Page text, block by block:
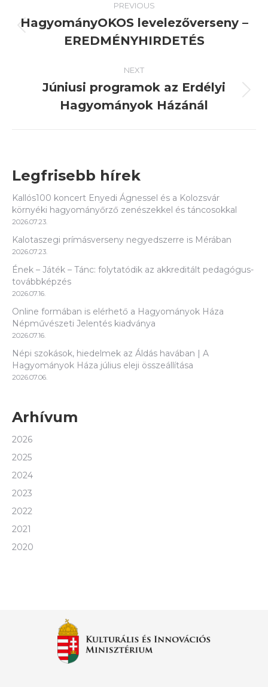
navigation
PREVIOUS
post:
HagyományOKOS levelezőverseny –
EREDMÉNYHIRDETÉS
NEXT
post:
Júniusi programok az Erdélyi
Hagyományok Házánál
Legfrisebb hírek
Kallós100 koncert Enyedi Ágnessel és a Kolozsvár
környéki hagyományőrző zenészekkel és táncosokkal
2026.07.23.
Kalotaszegi prímásverseny negyedszerre is Mérában
2026.07.23.
Ének – Játék – Tánc: folytatódik az akkreditált pedagógus-
továbbképzés
2026.07.16.
Online formában is elérhető a Hagyományok Háza
Népművészeti Jelentés kiadványa
2026.07.16.
Népi szokások, hiedelmek az Áldás havában | A
Hagyományok Háza július eleji összeállítása
2026.07.06.
Arhívum
2026
2025
2024
2023
2022
2021
2020